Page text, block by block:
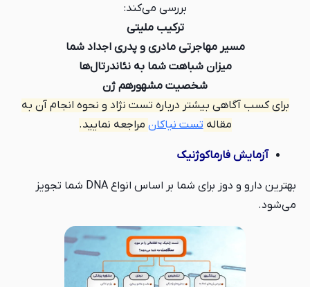
بررسی می‌کند:
ترکیب ملیتی
مسیر مهاجرتی مادری و پدری اجداد شما
میزان شباهت شما به نئاندرتال‌ها
شخصیت مشهورهم ژن
برای کسب آگاهی بیشتر درباره تست نژاد و نحوه انجام آن به
مقاله تست نیاکان مراجعه نمایید.
آزمایش فارماکوژنیک
بهترین دارو و دوز برای شما بر اساس انواع DNA شما تجویز
می‌شود.